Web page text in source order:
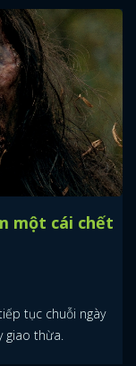
một cái chết
tục chuỗi ngày
giao thừa.